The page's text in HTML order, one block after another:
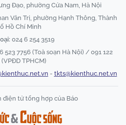
Đạo, phường Cửa Nam, Hà Nội
Văn Trị, phường Hạnh Thông, Thành
Hồ Chí Minh
024 6 254 3519
523 7756 (Toà soạn Hà Nội) / 091 122
(VPĐD TPHCM)
- tkts@kienthuc.net.vn
điện tử tổng hợp của Báo